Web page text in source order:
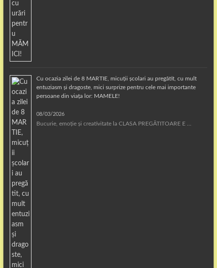
Cu ocazia zilei de 8 MARTIE, micuții școlari au pregătit, cu mult
entuziasm și dragoste, mici surprize pentru cele mai importante
persoane din viața lor: MAMELE!
08/03/2026
Bucurie, emoție și creativitate la CLASA PREGĂTITOARE E …